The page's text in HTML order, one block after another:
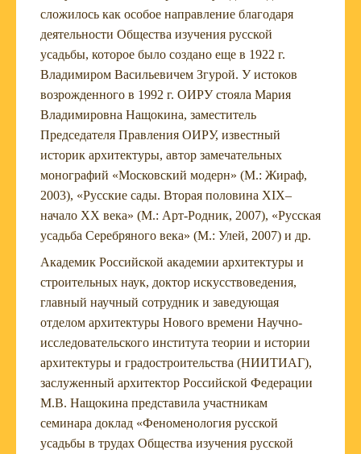
сложилось как особое направление благодаря
деятельности Общества изучения русской
усадьбы, которое было создано еще в 1922 г.
Владимиром Васильевичем Згурой. У истоков
возрожденного в 1992 г. ОИРУ стояла Мария
Владимировна Нащокина, заместитель
Председателя Правления ОИРУ, известный
историк архитектуры, автор замечательных
монографий «Московский модерн» (М.: Жираф,
2003), «Русские сады. Вторая половина XIX–
начало XX века» (М.: Арт-Родник, 2007), «Русская
усадьба Серебряного века» (М.: Улей, 2007) и др.
Академик Российской академии архитектуры и
строительных наук, доктор искусствоведения,
главный научный сотрудник и заведующая
отделом архитектуры Нового времени Научно-
исследовательского института теории и истории
архитектуры и градостроительства (НИИТИАГ),
заслуженный архитектор Российской Федерации
М.В. Нащокина представила участникам
семинара доклад «Феноменология русской
усадьбы в трудах Общества изучения русской